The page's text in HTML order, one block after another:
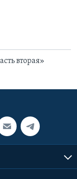
вторая»